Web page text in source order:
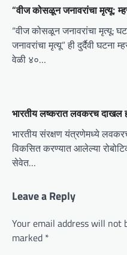
o
n
“वीज कोसळून जनावरांचा मृत्यू:
“वीज कोसळून जनावरांचा मृत्यू:
जनावरांचा मृत्यू” ही दुर्दैवी
वेळी ४०…
भारतीय लष्करात लवकरच दाखल
भारतीय संरक्षण यंत्रणेमध्ये
विकसित करण्यात आलेल्या
सेवेत…
Leave a Reply
Your email address will not
marked *